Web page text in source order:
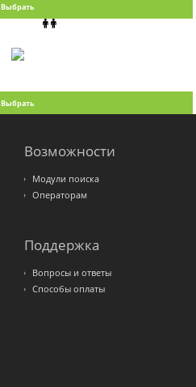
Выбрать
Выбрать
Возможности
Модули поиска
Операторам
Поддержка
Вопросы и ответы
Способы оплаты